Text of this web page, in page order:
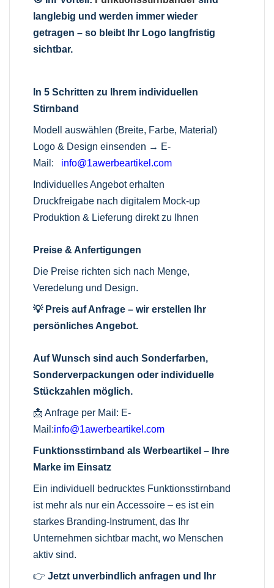
langlebig und werden immer wieder
getragen – so bleibt Ihr Logo langfristig
sichtbar.
In 5 Schritten zu Ihrem individuellen
Stirnband
Modell auswählen (Breite, Farbe, Material)
Logo & Design einsenden → E-
Mail:
info@1awerbeartikel.com
Individuelles Angebot erhalten
Druckfreigabe nach digitalem Mock-up
Produktion & Lieferung direkt zu Ihnen
Preise & Anfertigungen
Die Preise richten sich nach Menge,
Veredelung und Design.
💡 Preis auf Anfrage – wir erstellen Ihr
persönliches Angebot.
Auf Wunsch sind auch Sonderfarben,
Sonderverpackungen oder individuelle
Stückzahlen möglich.
📩 Anfrage per Mail: E-
Mail:info@1awerbeartikel.com
Funktionsstirnband als Werbeartikel – Ihre
Marke im Einsatz
Ein individuell bedrucktes Funktionsstirnband
ist mehr als nur ein Accessoire – es ist ein
starkes Branding-Instrument, das Ihr
Unternehmen sichtbar macht, wo Menschen
aktiv sind.
👉Jetzt unverbindlich anfragen und Ihr